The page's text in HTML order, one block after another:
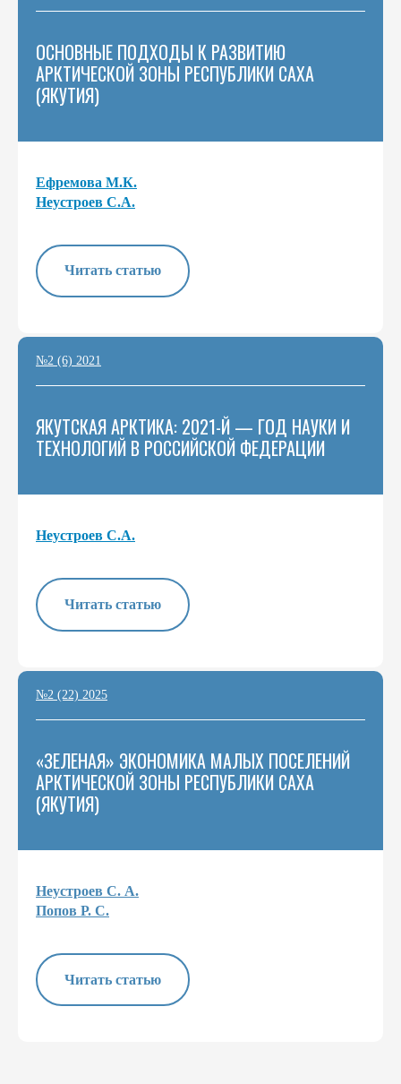
ОСНОВНЫЕ ПОДХОДЫ К РАЗВИТИЮ
АРКТИЧЕСКОЙ ЗОНЫ РЕСПУБЛИКИ САХА
(ЯКУТИЯ)
Ефремова М.К.
Неустроев С.А.
Читать статью
№2 (6) 2021
ЯКУТСКАЯ АРКТИКА: 2021-Й — ГОД НАУКИ И
ТЕХНОЛОГИЙ В РОССИЙСКОЙ ФЕДЕРАЦИИ
Неустроев С.А.
Читать статью
№2 (22) 2025
«ЗЕЛЕНАЯ» ЭКОНОМИКА МАЛЫХ ПОСЕЛЕНИЙ
АРКТИЧЕСКОЙ ЗОНЫ РЕСПУБЛИКИ САХА
(ЯКУТИЯ)
Неустроев С. А.
Попов Р. С.
Читать статью